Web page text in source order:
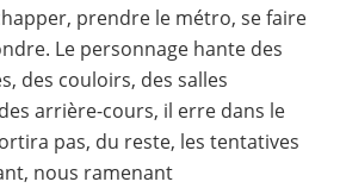
prendre le métro, se faire
Le personnage hante des
des couloirs, des salles
arrière-cours, il erre dans le
pas, du reste, les tentatives
nous ramenant